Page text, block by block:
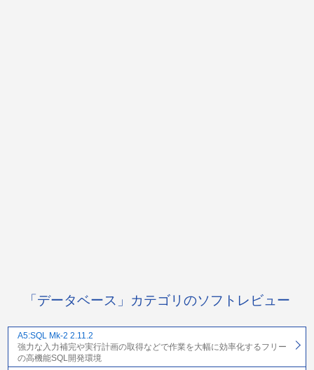
「データベース」カテゴリのソフトレビュー
A5:SQL Mk-2 2.11.2
強力な入力補完や実行計画の取得などで作業を大幅に効率化するフリー
の高機能SQL開発環境